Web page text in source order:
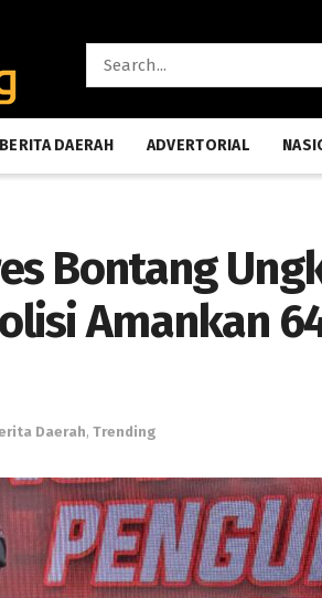
BERITA DAERAH ADVERTORIAL
Bontang
Amankan
Daerah, Trending